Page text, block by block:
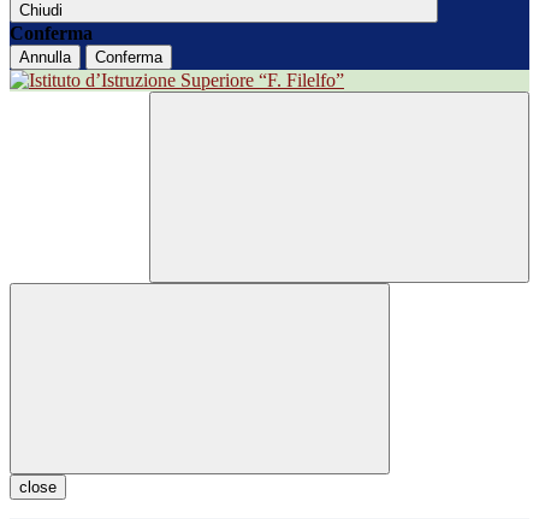
Chiudi
Conferma
Annulla Conferma
close